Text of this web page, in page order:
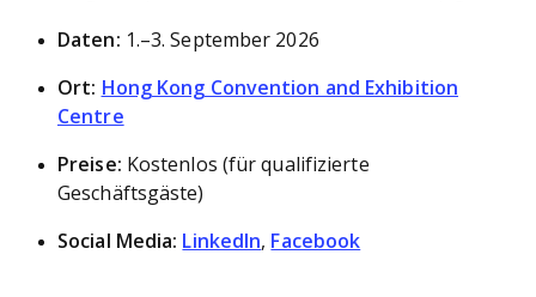
Daten: 1.–3. September 2026
Ort: Hong Kong Convention and Exhibition
Centre
Preise: Kostenlos (für qualifizierte
Geschäftsgäste)
Social Media: LinkedIn, Facebook